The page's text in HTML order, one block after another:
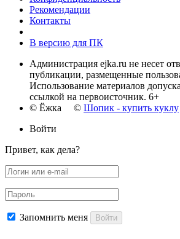
Рекомендации
Контакты
В версию для ПК
Администрация ejka.ru не несет
публикации, размещенные
Использование материалов
ссылкой на первоисточник. 6+
© Ёжка © Шопик - купить куклу
Войти
Привет, как дела?
Запомнить меня Войти